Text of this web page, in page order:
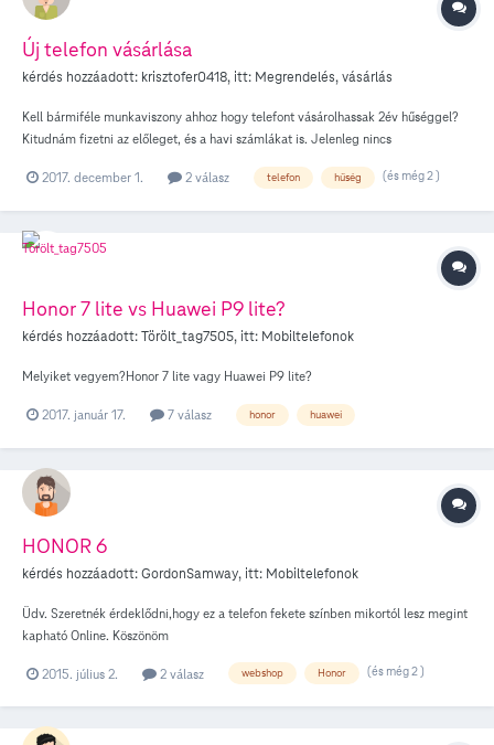
Új telefon vásárlása
kérdés hozzáadott: krisztofer0418, itt: Megrendelés, vásárlás
Kell bármiféle munkaviszony ahhoz hogy telefont vásárolhassak 2év hűséggel?
Kitudnám fizetni az előleget, és a havi számlákat is. Jelenleg nincs
választ!
2017. december 1. 2 válasz telefon hűség (és még 2 )
Honor 7 lite vs Huawei P9 lite?
kérdés hozzáadott:Törölt_tag7505, itt: Mobiltelefonok
Melyiket vegyem?Honor 7 lite vagy Huawei P9 lite?
2017. január 17. 7 válasz honor huawei
HONOR 6
kérdés hozzáadott:GordonSamway, itt: Mobiltelefonok
Üdv. Szeretnék érdeklődni,hogy ez a telefon fekete színben mikortól lesz megint
kapható Online. Köszönöm
2015. július 2. 2 válasz webshop Honor (és még 2 )